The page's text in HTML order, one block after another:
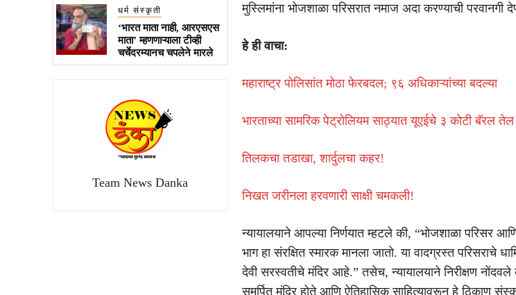
धर्म संस्कृती
‘भारत माता नाही, आरएसएस
माता’ म्हणणाऱ्याला टीव्ही
चर्चेदरम्यानच चपलेने मारले
Team News Danka
मुस्लिमांना भोजशाळा परिसरात नमाज अदा करण्याची परवानगी
हे ही वाचा:
महाराष्ट्र पोलिसांत मोठा फेरबदल; ९६ अधिकाऱ्यांच्या बदल्या
भारताच्या सामरिक पेट्रोलियम साठ्यात यूएईचे ३ कोटी बॅरल तेल
तिलकचा तडाखा, शार्दुलचा कहर!
निखत जरीनला हरवणारी साक्षी चमकली!
न्यायालयाने आपल्या निर्णयात म्हटले की, “भोजशाळा परिसर
भाग हा संरक्षित स्मारक मानला जातो. या वादग्रस्त
देवी सरस्वतीचे मंदिर आहे.” तसेच, न्यायालयाने निरीक्षण नोंदवले
समर्पित मंदिर होते आणि ऐतिहासिक साहित्यावरून हे ठिकाण